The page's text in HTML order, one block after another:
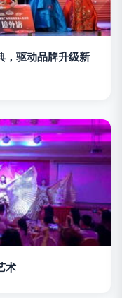
，驱动品牌升级新
术